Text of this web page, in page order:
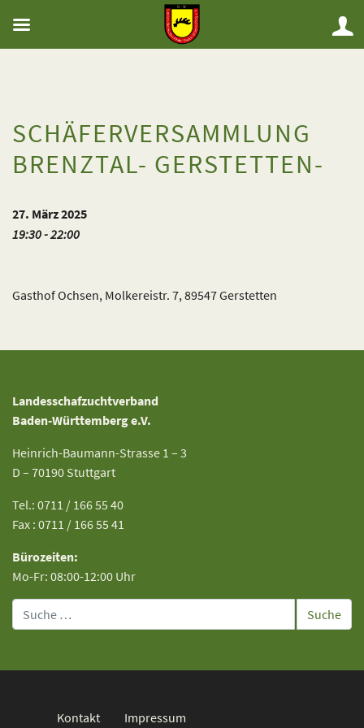
SCHÄFERVERSAMMLUNG
BRENZTAL- GERSTETTEN-
27. März 2025
19:30 - 22:00
Gasthof Ochsen, Molkereistr. 7, 89547 Gerstetten
Landesschafzuchtverband
Baden-Württemberg e.V.
Heinrich-Baumann-Strasse 1 – 3
D – 70190 Stuttgart
Tel.: 0711 / 166 55 40
Fax : 0711 / 166 55 41
Bürozeiten:
Mo-Fr: 08:00-12:00 Uhr
Suche
Kontakt Impressum